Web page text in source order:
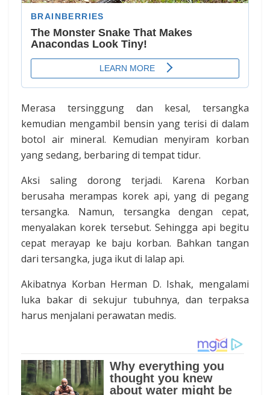
Merasa tersinggung dan kesal, tersangka
kemudian mengambil bensin yang terisi di dalam
botol air mineral. Kemudian menyiram korban
yang sedang, berbaring di tempat tidur.
Aksi saling dorong terjadi. Karena Korban
berusaha merampas korek api, yang di pegang
tersangka. Namun, tersangka dengan cepat,
menyalakan korek tersebut. Sehingga api begitu
cepat merayap ke baju korban. Bahkan tangan
dari tersangka, juga ikut di lalap api.
Akibatnya Korban Herman D. Ishak, mengalami
luka bakar di sekujur tubuhnya, dan terpaksa
harus menjalani perawatan medis.